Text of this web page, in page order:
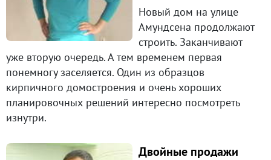
Новый дом на улице
Амундсена продолжают
строить. Заканчивают
уже вторую очередь. А тем временем первая
понемногу заселяется. Один из образцов
кирпичного домостроения и очень хороших
планировочных решений интересно посмотреть
изнутри.
Двойные продажи